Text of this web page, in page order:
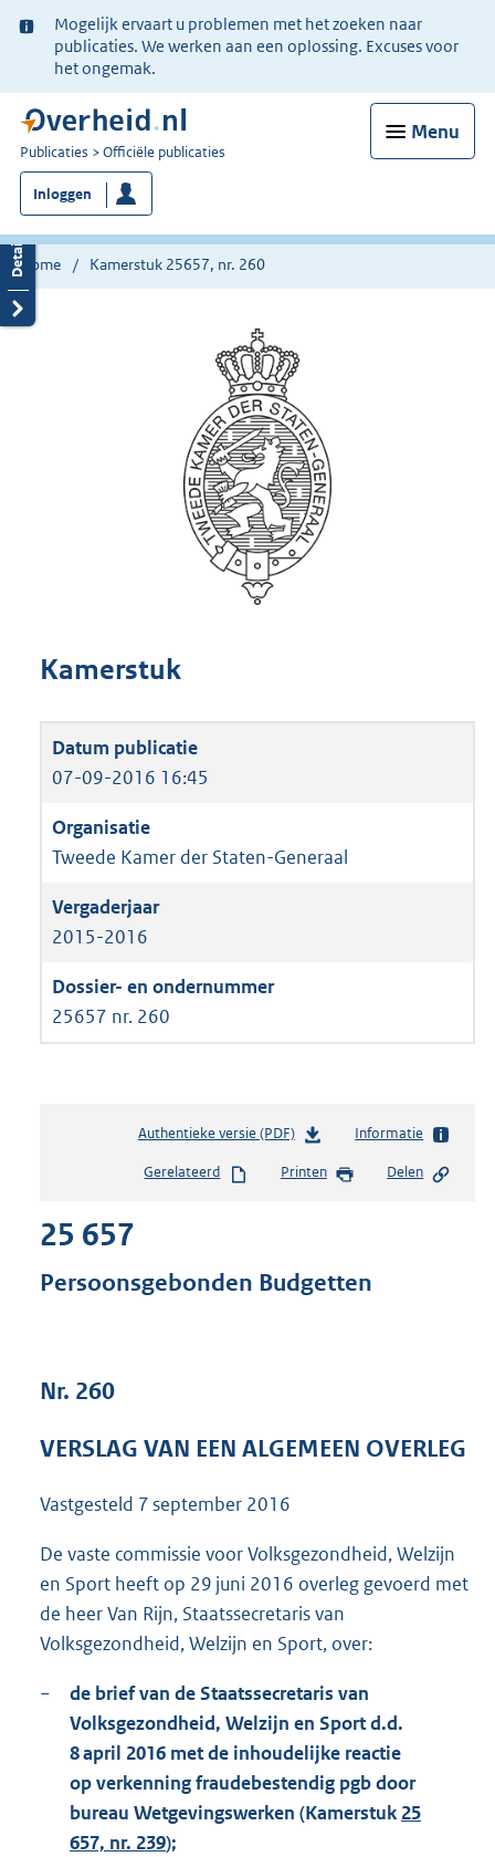
Ter
informatie:
Mogelijk ervaart u problemen met het zoeken naar
publicaties. We werken aan een oplossing. Excuses voor
het ongemak.
Menu
U
bent
nu
hier:
Publicaties Officiële publicaties
Inloggen
Home Kamerstuk 25657, nr. 260
Kamerstuk
07-09-2016 16:45
Tweede Kamer der Staten-Generaal
2015-2016
25657 nr. 260
Authentieke versie (PDF)b
s
d
s
e
1
Informatie
Gerelateerd Printen Delen
25 657
Persoonsgebonden Budgetten
Nr. 260
VERSLAG VAN EEN ALGEMEEN OVERLEG
Vastgesteld 7 september 2016
De vaste commissie voor Volksgezondheid, Welzijn
en Sport heeft op 29 juni 2016 overleg gevoerd met
de heer Van Rijn, Staatssecretaris van
Volksgezondheid, Welzijn en Sport, over:
−
de brief van de Staatssecretaris van
Volksgezondheid, Welzijn en Sport d.d.
8 april 2016 met de inhoudelijke reactie
op verkenning fraudebestendig pgb door
bureau Wetgevingswerken (Kamerstuk 25
657, nr. 239);